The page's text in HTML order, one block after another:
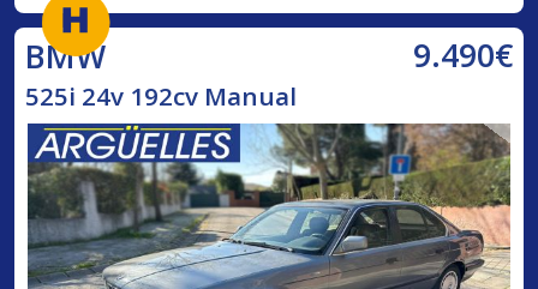
BMW 9.490€
525i 24v 192cv Manual